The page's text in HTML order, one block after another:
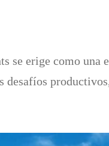
se erige como una
desafíos